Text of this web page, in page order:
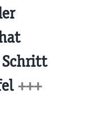
+++